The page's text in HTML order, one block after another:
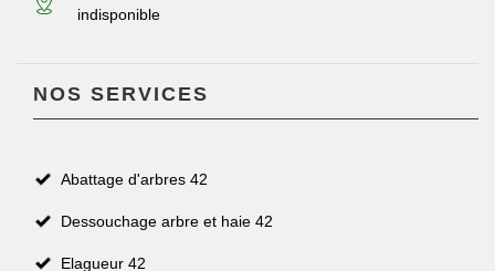
indisponible
NOS SERVICES
Abattage d'arbres 42
Dessouchage arbre et haie 42
Elagueur 42